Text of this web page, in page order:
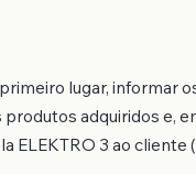
lugar, informar
adquiridos e,
ELEKTRO 3 ao cliente